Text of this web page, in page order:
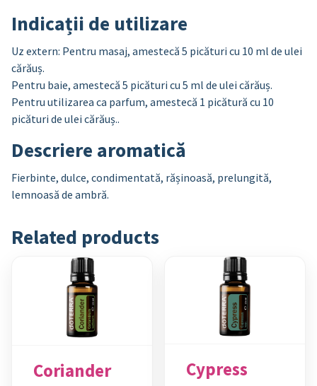
Indicații de utilizare
Uz extern: Pentru masaj, amestecă 5 picături cu 10 ml de ulei
cărăuș.
Pentru baie, amestecă 5 picături cu 5 ml de ulei cărăuș.
Pentru utilizarea ca parfum, amestecă 1 picătură cu 10
picături de ulei cărăuș..
Descriere aromatică
Fierbinte, dulce, condimentată, rășinoasă, prelungită,
lemnoasă de ambră.
Related products
Coriander Cypress